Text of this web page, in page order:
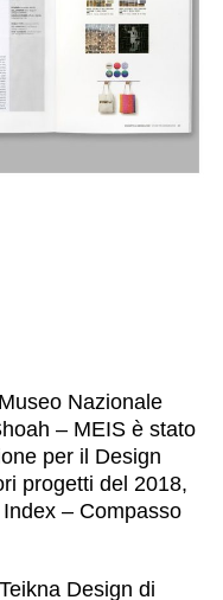
Nazionale
– MEIS è stato
per il Design
progetti del 2018,
– Compasso
Teikna Design di